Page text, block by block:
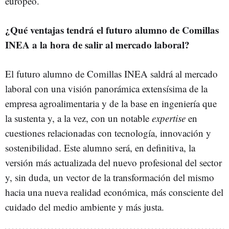
¿Qué ventajas tendrá el futuro alumno de Comillas
INEA a la hora de salir al mercado laboral?
El futuro alumno de Comillas INEA saldrá al mercado
laboral con una visión panorámica extensísima de la
empresa agroalimentaria y de la base en ingeniería que
la sustenta y, a la vez, con un notable expertise en
cuestiones relacionadas con tecnología, innovación y
sostenibilidad. Este alumno será, en definitiva, la
versión más actualizada del nuevo profesional del sector
y, sin duda, un vector de la transformación del mismo
hacia una nueva realidad económica, más consciente del
cuidado del medio ambiente y más justa.